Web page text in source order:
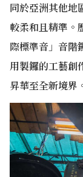
同於亞洲其他地
較柔和且精準。
際標準音」音階
用製鑼的工藝創
昇華至全新境界